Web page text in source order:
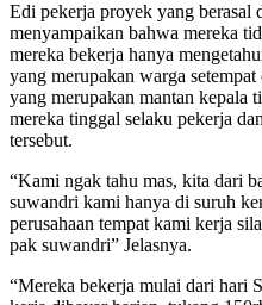
Edi pekerja proyek yang berasal
menyampaikan bahwa mereka
mereka bekerja hanya
yang merupakan warga
yang merupakan mantan kepala
mereka tinggal selaku pekerja
tersebut.
“Kami ngak tahu mas, kita dari
suwandri kami hanya di suruh
perusahaan tempat kami kerja
pak suwandri” Jelasnya.
“Mereka bekerja mulai dari hari